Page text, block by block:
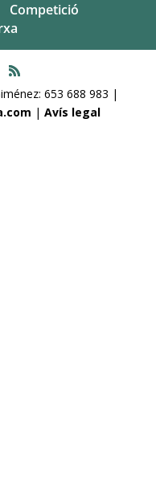
Competició
653 688 983 |
| Avís legal